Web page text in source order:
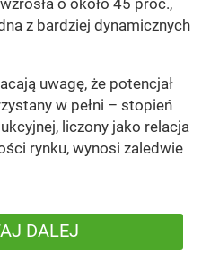
z bardziej dynamicznych
uwagę, że potencjał
w pełni – stopień
liczony jako relacja
rynku, wynosi zaledwie
DALEJ